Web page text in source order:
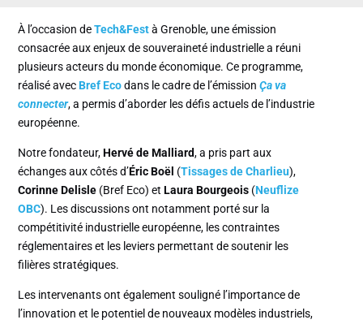
À l’occasion deTech&Festà Grenoble, une émission
consacrée aux enjeux de souveraineté industrielle a réuni
plusieurs acteurs du monde économique. Ce programme,
réalisé avecBref Ecodans le cadre de l’émissionÇa va
connecter, a permis d’aborder les défis actuels de l’industrie
européenne.
Notre fondateur,Hervé de Malliard, a pris part aux
échanges aux côtés d’Éric Boël (Tissages de Charlieu),
Corinne Delisle (Bref Eco) etLaura Bourgeois (Neuflize
OBC). Les discussions ont notamment porté sur la
compétitivité industrielle européenne, les contraintes
réglementaires et les leviers permettant de soutenir les
filières stratégiques.
Les intervenants ont également souligné l’importance de
l’innovation et le potentiel de nouveaux modèles industriels,